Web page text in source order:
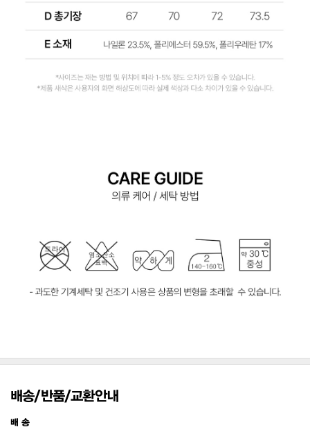
배송/반품/교환안내
배 송